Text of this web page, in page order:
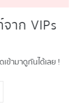
าก VIPs
ข้ามาดูกันได้เลย !